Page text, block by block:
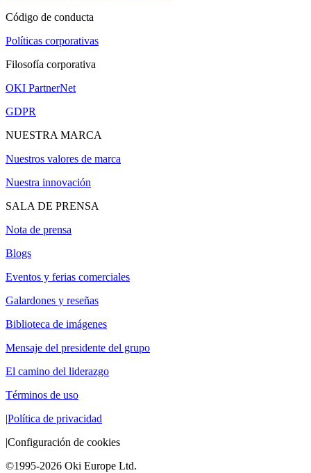
Código de conducta
Políticas corporativas
Filosofía corporativa
OKI PartnerNet
GDPR
NUESTRA MARCA
Nuestros valores de marca
Nuestra innovación
SALA DE PRENSA
Nota de prensa
Blogs
Eventos y ferias comerciales
Galardones y reseñas
Biblioteca de imágenes
Mensaje del presidente del grupo
El camino del liderazgo
Términos de uso
|Política de privacidad
|Configuración de cookies
©1995-2026 Oki Europe Ltd.